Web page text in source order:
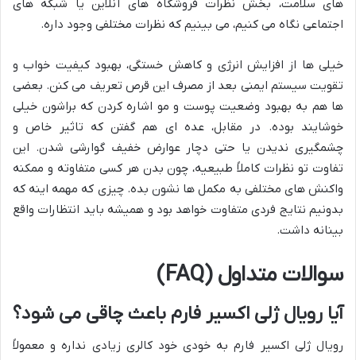
های سلامت، بخش نظرات فروشگاه های آنلاین یا شبکه های
اجتماعی نگاه می کنیم، می بینیم که نظرات مختلفی وجود داره.
خیلی ها از افزایش انرژی و کاهش خستگی، بهبود کیفیت خواب و
تقویت سیستم ایمنی بعد از مصرف این قرص تعریف می کنن. بعضی
ها هم به بهبود وضعیت پوست و مو اشاره کردن که براشون خیلی
خوشایند بوده. در مقابل، عده ای هم گفتن که تاثیر خاص و
چشمگیری ندیدن یا حتی دچار عوارض خفیف گوارشی شدن. این
تفاوت تو نظرات کاملاً طبیعیه، چون بدن هر کسی متفاوته و ممکنه
واکنش های مختلفی به مکمل ها نشون بده. چیزی که مهمه اینه که
بدونیم نتایج فردی متفاوت خواهد بود و همیشه باید انتظارات واقع
بینانه داشت.
سوالات متداول (FAQ)
آیا رویال ژلی اکسیر فارم باعث چاقی می شود؟
رویال ژلی اکسیر فارم به خودی خود کالری زیادی نداره و معمولاً